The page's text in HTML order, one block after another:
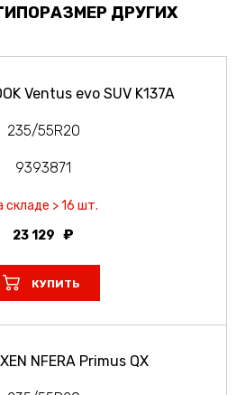
ДРУГИХ
Ventus evo SUV K137A
235/55R20
9393871
складе > 16 шт.
23 129
КУПИТЬ
NFERA Primus QX